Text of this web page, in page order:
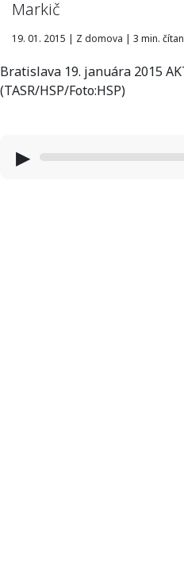
Markič
19. 01. 2015 | Z domova | 3 min.
Bratislava 19. januára 2015
(TASR/HSP/Foto:HSP)
▶